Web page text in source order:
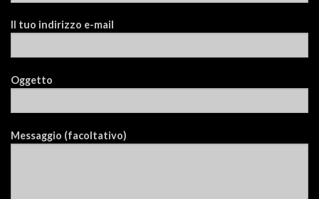
Il tuo indirizzo e-mail
Oggetto
Messaggio (facoltativo)